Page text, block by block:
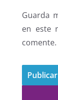
Guarda
en este
comente.